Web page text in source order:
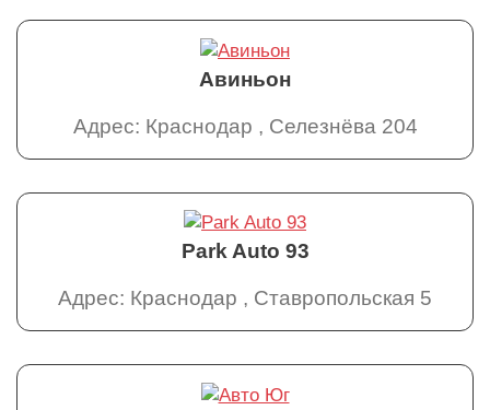
Авиньон
Адрес: Краснодар , Селезнёва 204
Park Auto 93
Адрес: Краснодар , Ставропольская 5